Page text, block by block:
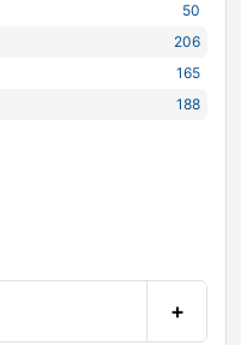
50
206
165
188
+